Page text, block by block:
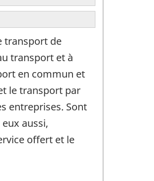
transport de
transport et à
en commun et
le transport par
entreprises. Sont
aussi,
offert et le